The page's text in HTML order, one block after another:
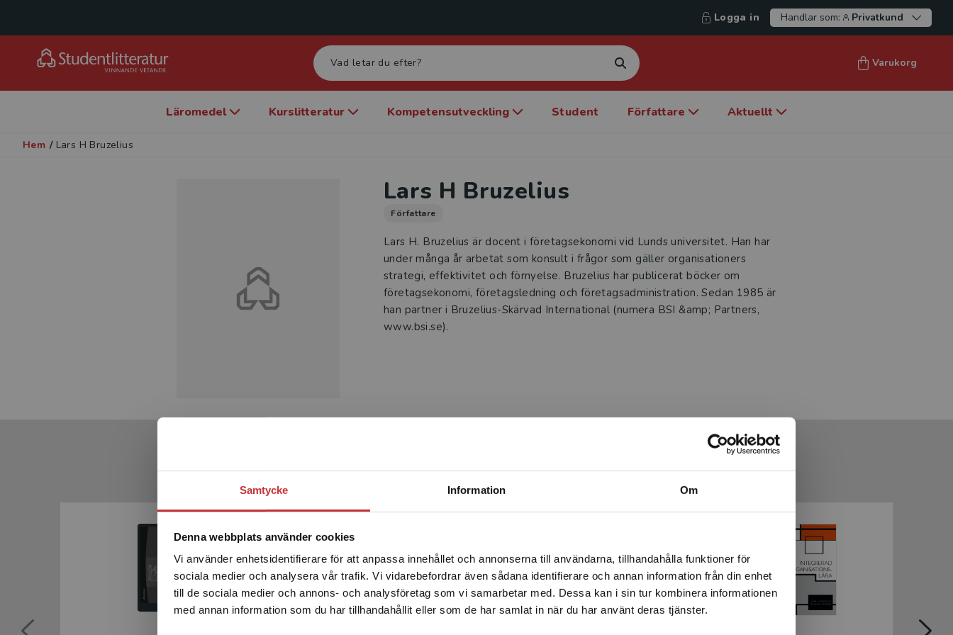
Samtycke Information Om
Denna webbplats använder cookies
Vi använder enhetsidentifierare för att anpassa innehållet och annonserna till användarna, tillhandahålla funktioner för
sociala medier och analysera vår trafik. Vi vidarebefordrar även sådana identifierare och annan information från din enhet
till de sociala medier och annons- och analysföretag som vi samarbetar med. Dessa kan i sin tur kombinera informationen
med annan information som du har tillhandahållit eller som de har samlat in när du har använt deras tjänster.
Begränsad fraktregion
Det verkar som att du besöker studentlitteratur.se via en
enhet utanför Sverige. Vi erbjuder inte leveranser utanför
Sverige. För att kunna slutföra ett köp måste
leveransadressen vara i Sverige.Läs mer
Logga in Handlar som: Privatkund
Varukorg
Läromedel Kurslitteratur Kompetensutveckling Student Författare Aktuellt
Hem / Lars H Bruzelius
Lars H Bruzelius
Författare
Lars H. Bruzelius är docent i företagsekonomi vid Lunds universitet. Han har
under många år arbetat som konsult i frågor som gäller organisationers
strategi, effektivitet och förnyelse. Bruzelius har publicerat böcker om
företagsekonomi, företagsledning och företagsadministration. Sedan 1985 är
han partner i Bruzelius-Skärvad International (numera BSI &amp; Partners,
www.bsi.se).
Produkter